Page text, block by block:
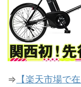
⇒ 【楽天市場で